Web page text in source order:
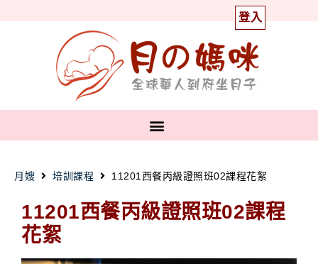
登入
月嫂 培訓課程 11201西餐丙級證照班02課程花絮
11201西餐丙級證照班02課程
花絮